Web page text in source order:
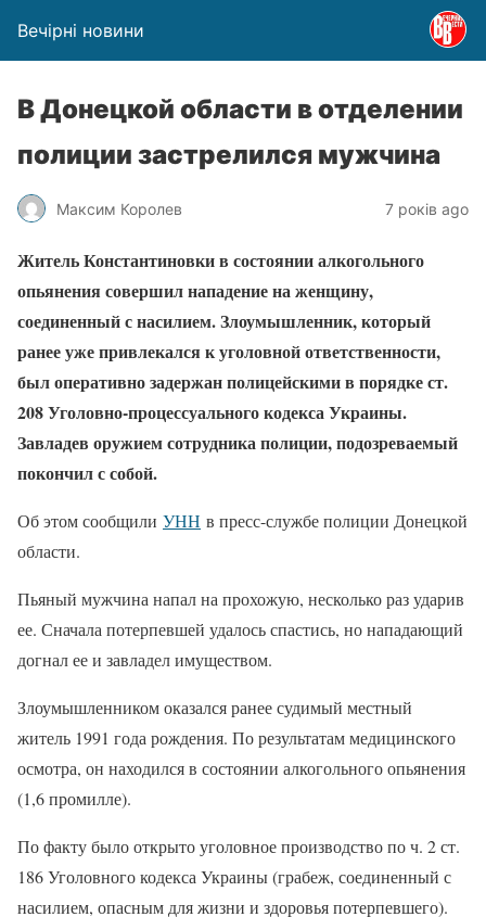
Вечірні новини
В Донецкой области в отделении
полиции застрелился мужчина
Максим Королев 7 років ago
Житель Константиновки в состоянии алкогольного
опьянения совершил нападение на женщину,
соединенный с насилием. Злоумышленник, который
ранее уже привлекался к уголовной ответственности,
был оперативно задержан полицейскими в порядке ст.
208 Уголовно-процессуального кодекса Украины.
Завладев оружием сотрудника полиции, подозреваемый
покончил с собой.
Об этом сообщили УНН в пресс-службе полиции Донецкой
области.
Пьяный мужчина напал на прохожую, несколько раз ударив
ее. Сначала потерпевшей удалось спастись, но нападающий
догнал ее и завладел имуществом.
Злоумышленником оказался ранее судимый местный
житель 1991 года рождения. По результатам медицинского
осмотра, он находился в состоянии алкогольного опьянения
(1,6 промилле).
По факту было открыто уголовное производство по ч. 2 ст.
186 Уголовного кодекса Украины (грабеж, соединенный с
насилием, опасным для жизни и здоровья потерпевшего).